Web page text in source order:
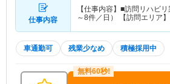
仕事内容
【仕事内容】■訪問リハビ
～8件／日） 【訪問エリア
車通勤可 残業少なめ 積極採用中